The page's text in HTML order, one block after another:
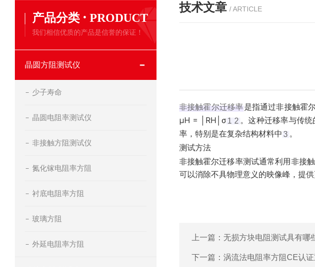
产品分类 · PRODUCT
我们相信优质的产品是信誉的保证！
晶圆方阻测试仪
少子寿命
晶圆电阻率测试仪
非接触方阻测试仪
氮化镓电阻率方阻
衬底电阻率方阻
玻璃方阻
外延电阻率方阻
技术文章 / ARTICLE
非接触霍尔迁移率是指通过非接触霍
μH = │RH│σ‌1 2 。这种迁移率与传
率，特别是在复杂结构材料中‌ 3 。
测试方法
非接触霍尔迁移率测试通常利用非接
可以消除不具物理意义的映像峰，提
上一篇： 无损方块电阻测试具有哪
下一篇： 涡流法电阻率方阻CE认